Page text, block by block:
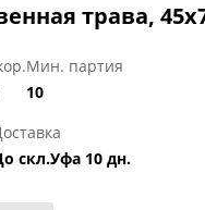
трава,
Мин. партия
10
скл.Уфа 10 дн.